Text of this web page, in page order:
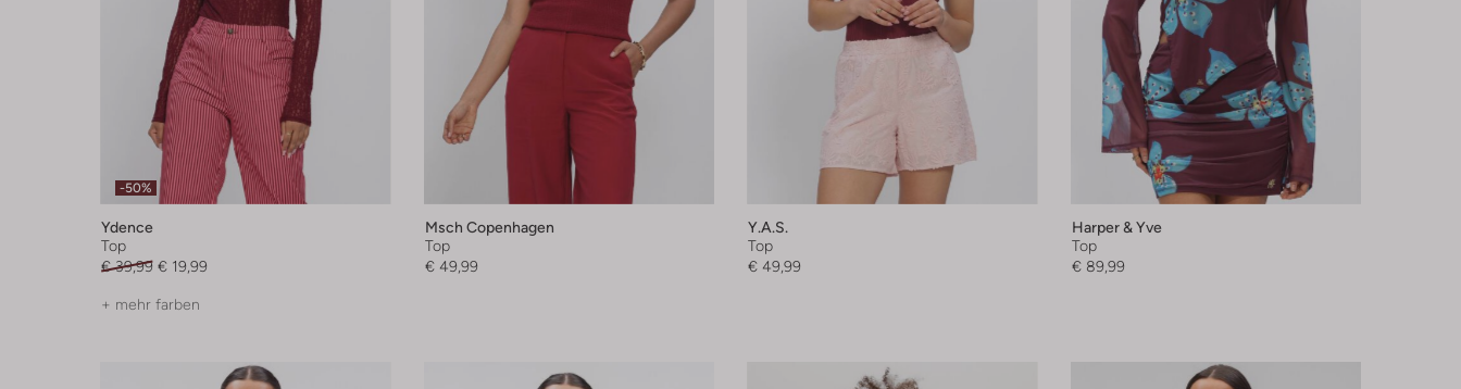
-50%
Ydence
Top
€ 39,99 € 19,99
+ mehr farben
Msch Copenhagen
Top
€ 49,99
Y.a.s.
Top
€ 49,99
Harper & Yve
Top
€ 89,99